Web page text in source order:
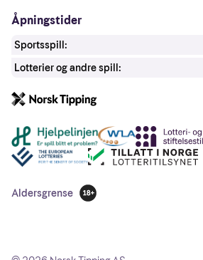
Åpningstider
Sportsspill:
Lotterier og andre spill:
Andre lenker
Aldersgrense
18 år